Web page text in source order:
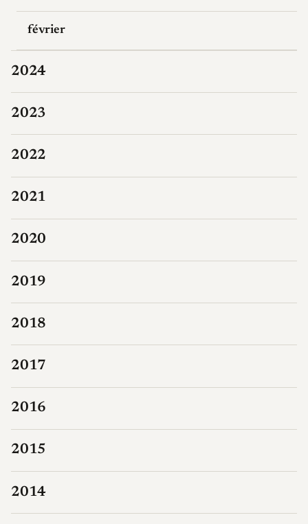
février
2024
2023
2022
2021
2020
2019
2018
2017
2016
2015
2014